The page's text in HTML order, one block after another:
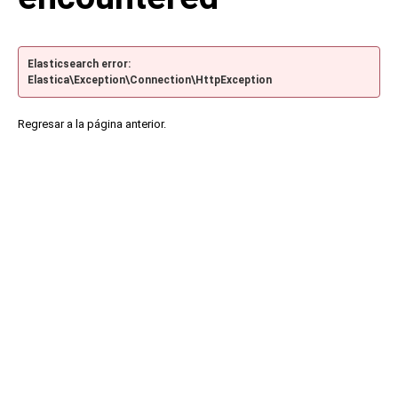
Elasticsearch error:
Elastica\Exception\Connection\HttpException
Regresar a la página anterior.